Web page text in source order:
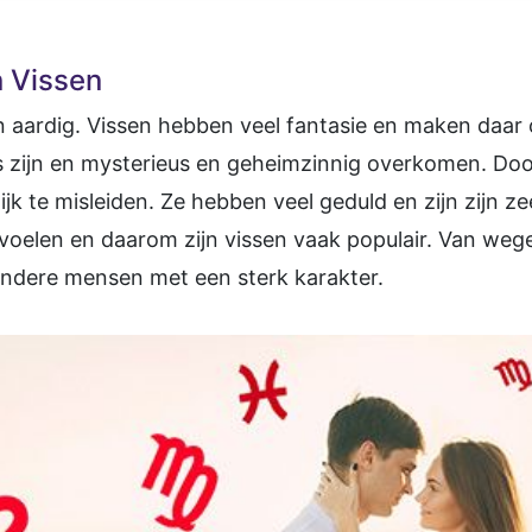
Vissen
aardig. Vissen hebben veel fantasie en maken
en mysterieus en geheimzinnig overkomen.
te misleiden. Ze hebben veel geduld en zijn zijn
en daarom zijn vissen vaak populair. Van
mensen met een sterk karakter.